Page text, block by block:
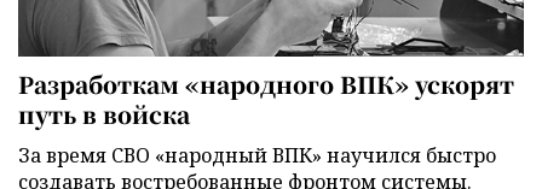
Разработкам «народного ВПК» ускорят
путь в войска
За время СВО «народный ВПК» научился быстро
создавать востребованные фронтом системы.